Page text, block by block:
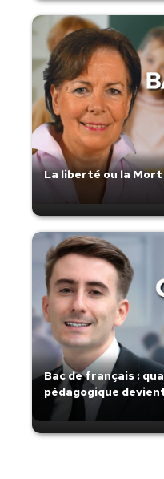
La liberté ou la Mort
Bac de français :
pédagogique